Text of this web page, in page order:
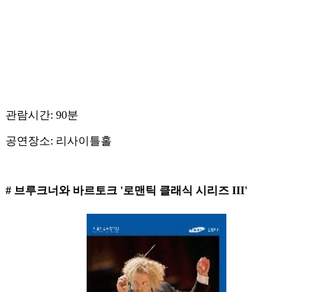
관람시간: 90분
공연장소: 리사이틀홀
# 브루크너와 바르토크 '로맨틱 클래식 시리즈 III'